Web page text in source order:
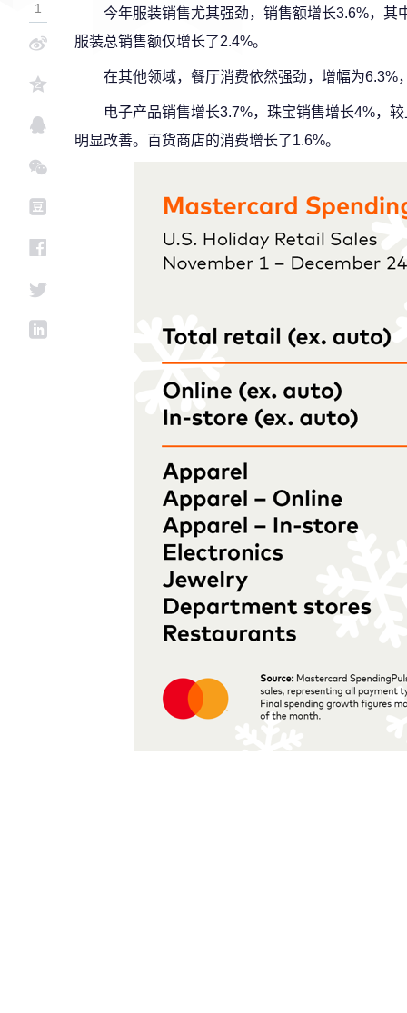
今年服装销售尤其强劲，销售额增长3.6%，其
服装总销售额仅增长了2.4%。
在其他领域，餐厅消费依然强劲，增幅为6.3%
电子产品销售增长3.7%，珠宝销售增长4%，
明显改善。百货商店的消费增长了1.6%。
1